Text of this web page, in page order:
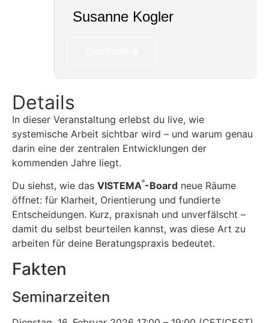
Susanne Kogler
Details
In dieser Veranstaltung erlebst du live, wie
systemische Arbeit sichtbar wird – und warum genau
darin eine der zentralen Entwicklungen der
kommenden Jahre liegt.
Du siehst, wie das VISTEMA®-Board neue Räume
öffnet: für Klarheit, Orientierung und fundierte
Entscheidungen. Kurz, praxisnah und unverfälscht –
damit du selbst beurteilen kannst, was diese Art zu
arbeiten für deine Beratungspraxis bedeutet.
Fakten
Seminarzeiten